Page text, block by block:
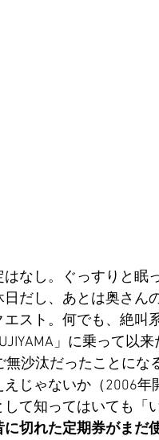
なし。ぐっすりと眠
だし、あとは奥さん
エスト。何でも、絶
」に乗って以
沙汰だったことにな
じゃないか（2006
て知ってはいても「
に切れた定期券がまだ